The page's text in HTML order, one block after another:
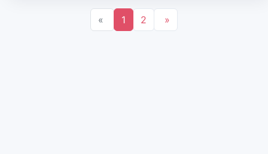
« 1 2 »